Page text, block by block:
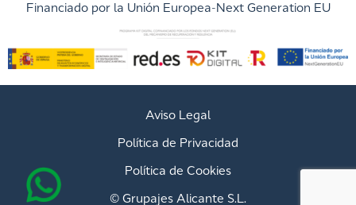
Financiado por la Unión Europea-Next Generation EU
Aviso Legal
Política de Privacidad
Política de Cookies
© Grupajes Alicante S.L.